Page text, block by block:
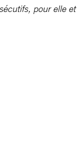
pour elle